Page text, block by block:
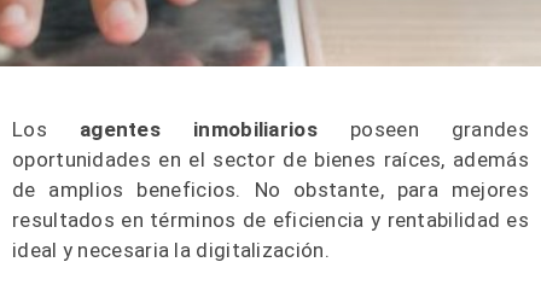
Los agentes inmobiliarios poseen grandes
oportunidades en el sector de bienes raíces, además
de amplios beneficios. No obstante, para mejores
resultados en términos de eficiencia y rentabilidad es
ideal y necesaria la digitalización.